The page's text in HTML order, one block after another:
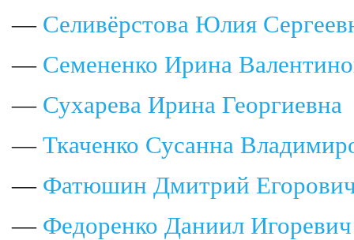
— Селивёрстова Юлия
— Семененко Ирина
— Сухарева Ирина Георгиевна
— Ткаченко Сусанна
— Фатюшин Дмитрий
— Федоренко Даниил Игоревич